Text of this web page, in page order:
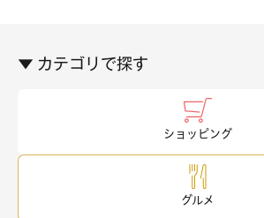
▼ カテゴリで探す
ショッピング
グルメ